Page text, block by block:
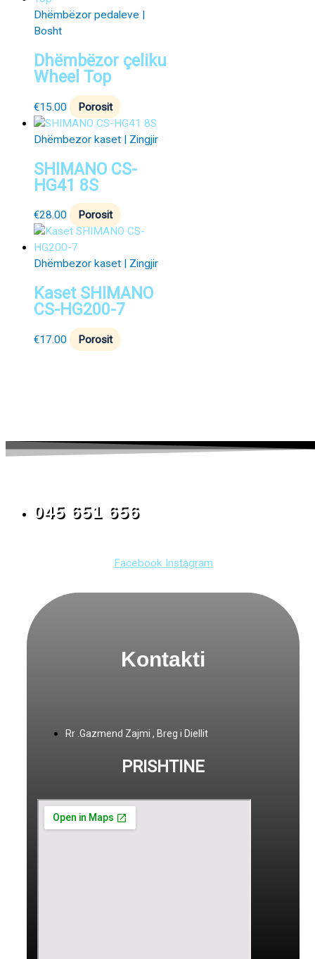
Dhëmbëzor pedaleve |
Bosht
Dhëmbëzor çeliku
Wheel Top
€15.00 Porosit
Dhëmbezor kaset | Zingjir
SHIMANO CS-
HG41 8S
€28.00 Porosit
Dhëmbezor kaset | Zingjir
Kaset SHIMANO
CS-HG200-7
€17.00 Porosit
045 651 656
Facebook Instagram
Kontakti
Rr .Gazmend Zajmi , Breg i Diellit
PRISHTINE